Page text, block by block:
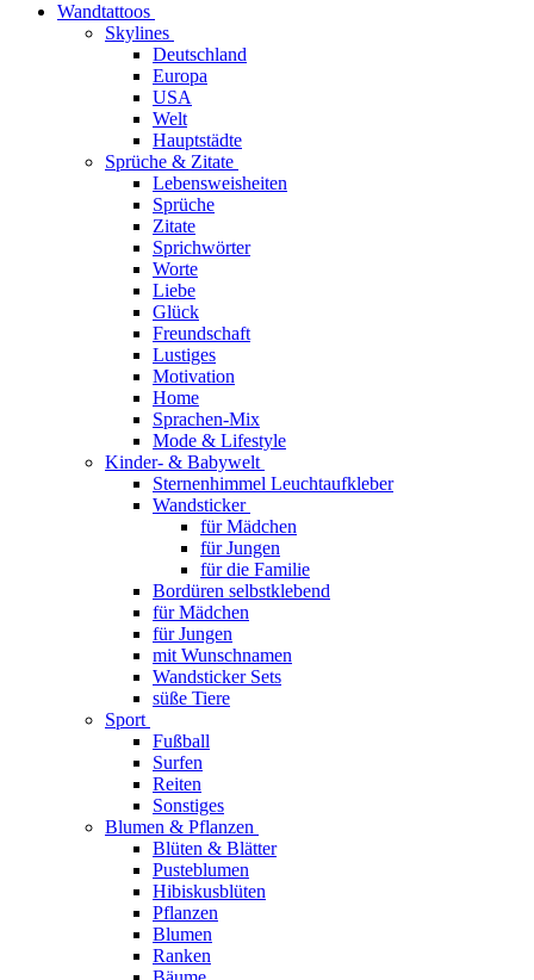
Wandtattoos
Skylines
Deutschland
Europa
USA
Welt
Hauptstädte
Sprüche & Zitate
Lebensweisheiten
Sprüche
Zitate
Sprichwörter
Worte
Liebe
Glück
Freundschaft
Lustiges
Motivation
Home
Sprachen-Mix
Mode & Lifestyle
Kinder- & Babywelt
Sternenhimmel Leuchtaufkleber
Wandsticker
für Mädchen
für Jungen
für die Familie
Bordüren selbstklebend
für Mädchen
für Jungen
mit Wunschnamen
Wandsticker Sets
süße Tiere
Sport
Fußball
Surfen
Reiten
Sonstiges
Blumen & Pflanzen
Blüten & Blätter
Pusteblumen
Hibiskusblüten
Pflanzen
Blumen
Ranken